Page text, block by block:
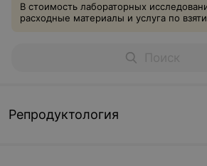
В стоимость лабораторных
расходные материалы и услуга по
Репродуктология